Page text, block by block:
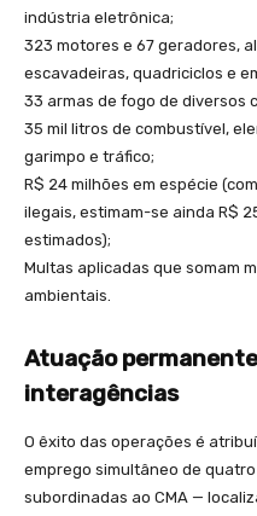
indústria eletrônica;
323 motores e 67 geradores,
escavadeiras, quadriciclos e
33 armas de fogo de diversos
35 mil litros de combustível,
garimpo e tráfico;
R$ 24 milhões em espécie
ilegais, estimam-se ainda R$
estimados);
Multas aplicadas que somam
ambientais.
Atuação
interagências
O êxito das operações é
emprego simultâneo de
subordinadas ao CMA —